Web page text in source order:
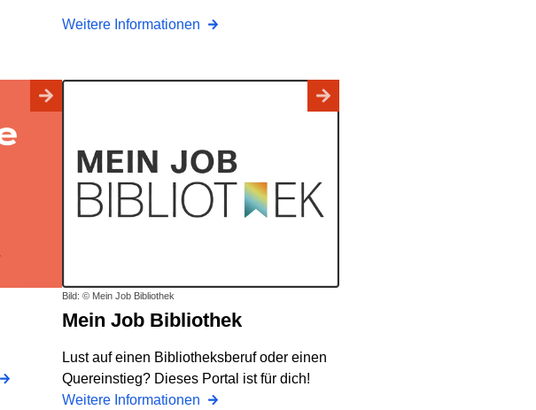
Weitere Informationen
Bild: © Mein Job Bibliothek
Mein Job Bibliothek
Lust auf einen Bibliotheksberuf oder einen
Quereinstieg? Dieses Portal ist für dich!
Weitere Informationen